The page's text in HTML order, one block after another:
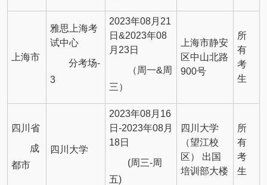
上海市
雅思上海考
试中心
分考场-
3
2023年08月21
日&2023年08
月23日
（周一&周
三）
上海市静安
区中山北路
900号
所
有
考
生
四川省
成
都市
四川大学
2023年08月16
日-2023年08月
18日
(周三-周
五)
四川大学
（望江校
区） 出国
培训部大楼
所
有
考
生